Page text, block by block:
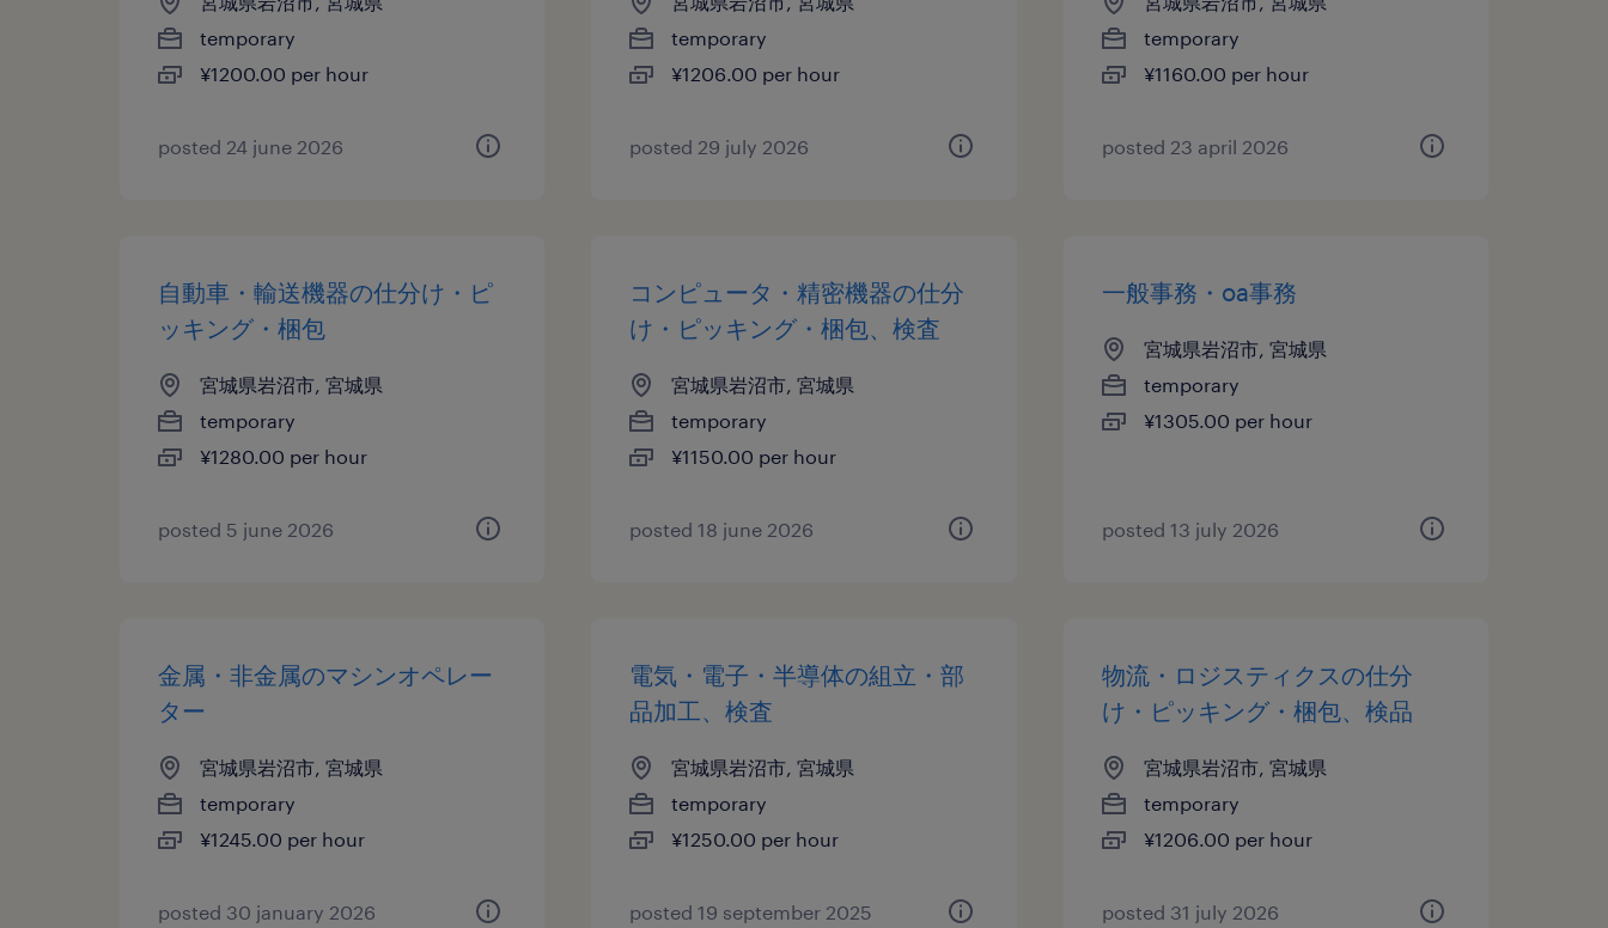
temporary
¥1200.00 per hour
posted 24 june 2026
temporary
¥1206.00 per hour
posted 29 july 2026
temporary
¥1160.00 per hour
posted 23 april 2026
自動車・輸送機器の仕分け・ピ
ッキング・梱包
宮城県岩沼市, 宮城県
temporary
¥1280.00 per hour
posted 5 june 2026
コンピュータ・精密機器の仕分
け・ピッキング・梱包、検査
宮城県岩沼市, 宮城県
temporary
¥1150.00 per hour
posted 18 june 2026
一般事務・oa事務
宮城県岩沼市, 宮城県
temporary
¥1305.00 per hour
posted 13 july 2026
金属・非金属のマシンオペレー
ター
宮城県岩沼市, 宮城県
temporary
¥1245.00 per hour
posted 30 january 2026
電気・電子・半導体の組立・部
品加工、検査
宮城県岩沼市, 宮城県
temporary
¥1250.00 per hour
posted 19 september 2025
物流・ロジスティクスの仕分
け・ピッキング・梱包、検品
宮城県岩沼市, 宮城県
temporary
¥1206.00 per hour
posted 31 july 2026